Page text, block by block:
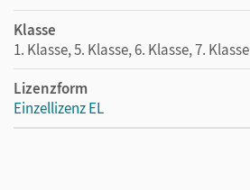
Klasse
1. Klasse, 5. Klasse, 6. Klasse, 7. Klasse
Lizenzform
Einzellizenz EL